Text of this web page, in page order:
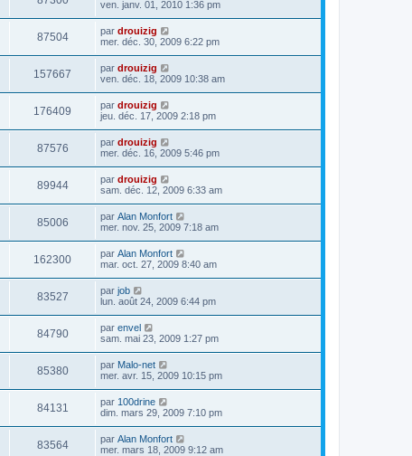
ven. janv. 01, 2010 1:36 pm
87504 par drouizig
mer. déc. 30, 2009 6:22 pm
157667 par drouizig
ven. déc. 18, 2009 10:38 am
176409 par drouizig
jeu. déc. 17, 2009 2:18 pm
87576 par drouizig
mer. déc. 16, 2009 5:46 pm
89944 par drouizig
sam. déc. 12, 2009 6:33 am
85006 par Alan Monfort
mer. nov. 25, 2009 7:18 am
162300 par Alan Monfort
mar. oct. 27, 2009 8:40 am
83527 par job
lun. août 24, 2009 6:44 pm
84790 par envel
sam. mai 23, 2009 1:27 pm
85380 par Malo-net
mer. avr. 15, 2009 10:15 pm
84131 par 100drine
dim. mars 29, 2009 7:10 pm
83564 par Alan Monfort
mer. mars 18, 2009 9:12 am